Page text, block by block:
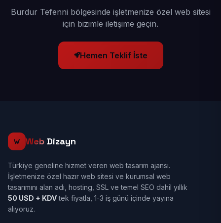
Burdur Tefenni bölgesinde işletmenize özel web sitesi
için bizimle iletişime geçin.
Hemen Teklif İste
Web Dizayn
Türkiye geneline hizmet veren web tasarım ajansı.
İşletmenize özel hazır web sitesi ve kurumsal web
tasarımını alan adı, hosting, SSL ve temel SEO dahil yıllık
50 USD + KDVtek fiyatla, 1-3 iş günü içinde yayına
alıyoruz.